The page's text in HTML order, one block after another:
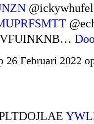
26 Februari 2022